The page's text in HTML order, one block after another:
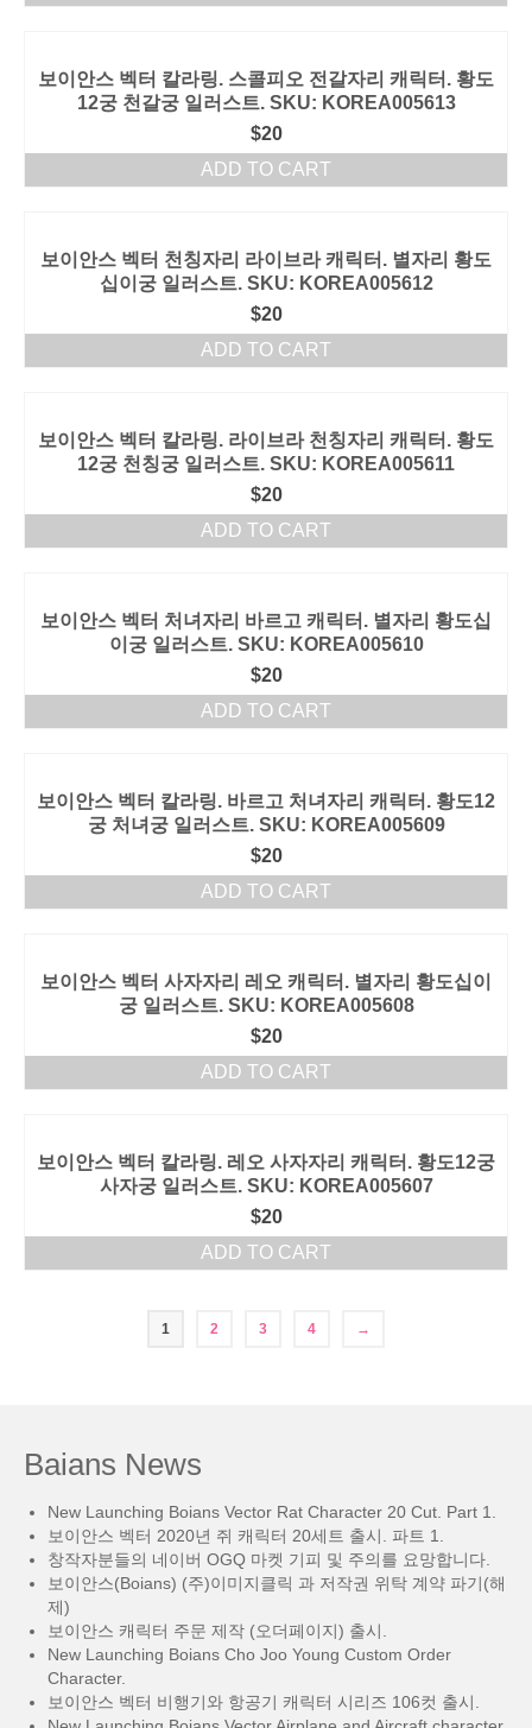
보이안스 벡터 칼라링. 스콜피오 전갈자리 캐릭터. 황도
12궁 천갈궁 일러스트. SKU: KOREA005613
$20
ADD TO CART
보이안스 벡터 천칭자리 라이브라 캐릭터. 별자리 황도
십이궁 일러스트. SKU: KOREA005612
$20
ADD TO CART
보이안스 벡터 칼라링. 라이브라 천칭자리 캐릭터. 황도
12궁 천칭궁 일러스트. SKU: KOREA005611
$20
ADD TO CART
보이안스 벡터 처녀자리 바르고 캐릭터. 별자리 황도십
이궁 일러스트. SKU: KOREA005610
$20
ADD TO CART
보이안스 벡터 칼라링. 바르고 처녀자리 캐릭터. 황도12
궁 처녀궁 일러스트. SKU: KOREA005609
$20
ADD TO CART
보이안스 벡터 사자자리 레오 캐릭터. 별자리 황도십이
궁 일러스트. SKU: KOREA005608
$20
ADD TO CART
보이안스 벡터 칼라링. 레오 사자자리 캐릭터. 황도12궁
사자궁 일러스트. SKU: KOREA005607
$20
ADD TO CART
1 2 3 4 →
Baians News
New Launching Boians Vector Rat Character 20 Cut. Part 1.
보이안스 벡터 2020년 쥐 캐릭터 20세트 출시. 파트 1.
창작자분들의 네이버 OGQ 마켓 기피 및 주의를 요망합니다.
보이안스(Boians) (주)이미지클릭 과 저작권 위탁 계약 파기(해
제)
보이안스 캐릭터 주문 제작 (오더페이지) 출시.
New Launching Boians Cho Joo Young Custom Order
Character.
보이안스 벡터 비행기와 항공기 캐릭터 시리즈 106컷 출시.